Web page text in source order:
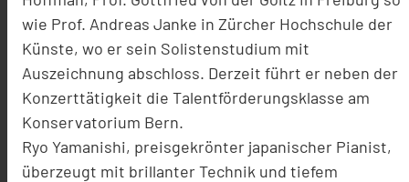
wie Prof. Andreas Janke in Zürcher Hochschule der
Künste, wo er sein Solistenstudium mit
Auszeichnung abschloss. Derzeit führt er neben der
Konzerttätigkeit die Talentförderungsklasse am
Konservatorium Bern.
Ryo Yamanishi, preisgekrönter japanischer Pianist,
überzeugt mit brillanter Technik und tiefem